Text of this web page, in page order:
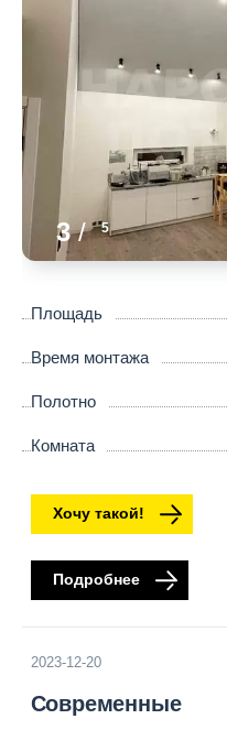
3/ 5
Площадь
Время монтажа
Полотно
Комната
Хочу такой!
Подробнее
2023-12-20
Современные